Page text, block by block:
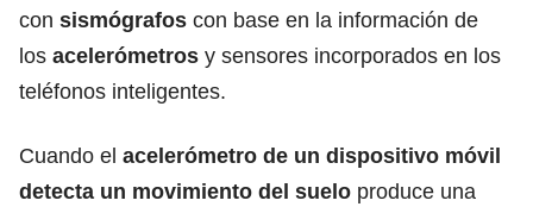
con sismógrafos con base en la información de
los acelerómetros y sensores incorporados en los
teléfonos inteligentes.
Cuando el acelerómetro de un dispositivo móvil
detecta un movimiento del suelo produce una